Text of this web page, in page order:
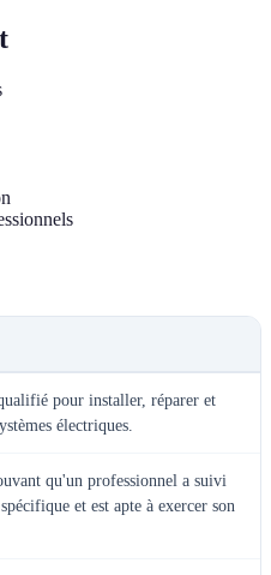
pour installer, réparer et
électriques.
qu'un professionnel a suivi
et est apte à exercer son